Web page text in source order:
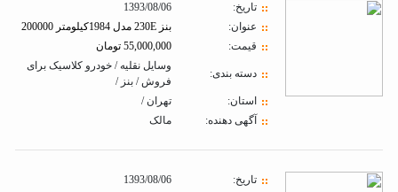
تاريخ:
1393/08/06
عنوان:
بنز 230E مدل 1984کیلومتر 200000
قیمت:
55,000,000 تومان
دسته بندی:
وسایل نقلیه / خودرو کلاسیک برای
فروش / بنز /
استان:
تهران /
آگهی دهنده:
مالک
تاريخ:
1393/08/06